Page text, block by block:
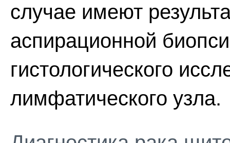
случае имеют
аспирационной
гистологического
лимфатического узла.